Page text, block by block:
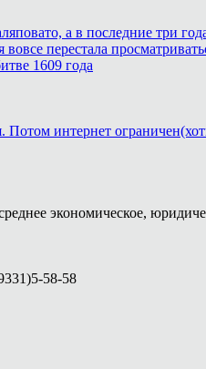
а в последние три
перестала
1609 года
интернет
экономическое,
58-58